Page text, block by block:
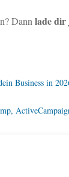
Dann lade dir
Business in